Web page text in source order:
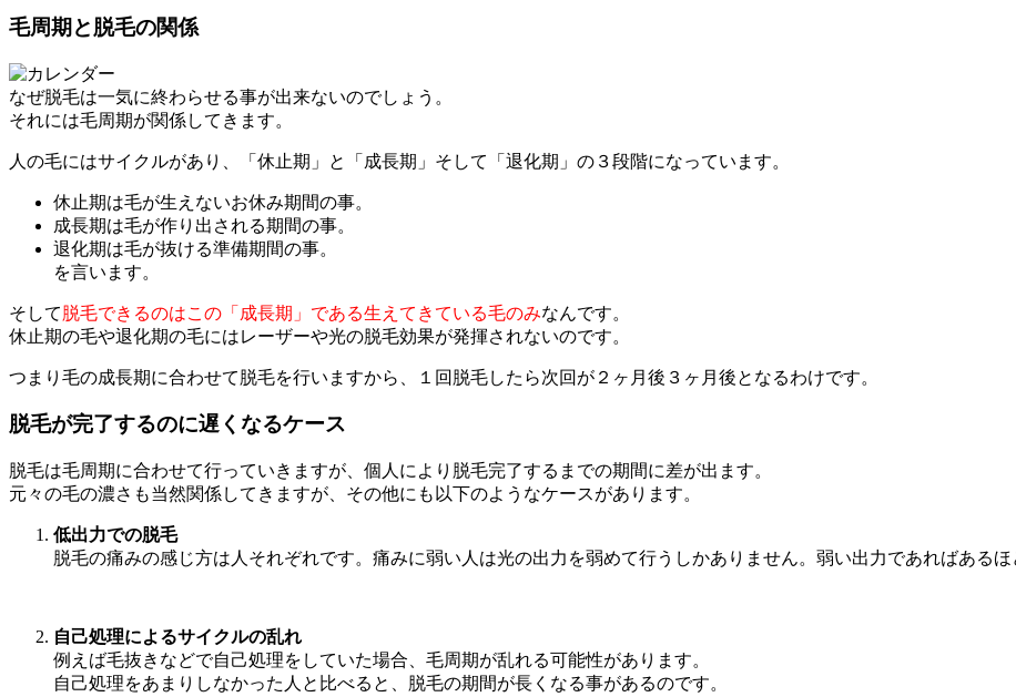
毛周期と脱毛の関係
なぜ脱毛は一気に終わらせる事が出来ないのでしょう。
それには毛周期が関係してきます。
人の毛にはサイクルがあり、「休止期」と「成長期」そして「退化期」の３段階になっています。
休止期は毛が生えないお休み期間の事。
成長期は毛が作り出される期間の事。
退化期は毛が抜ける準備期間の事。
を言います。
そして脱毛できるのはこの「成長期」である生えてきている毛のみなんです。
休止期の毛や退化期の毛にはレーザーや光の脱毛効果が発揮されないのです。
つまり毛の成長期に合わせて脱毛を行いますから、１回脱毛したら次回が２ヶ月後３ヶ月後となるわけです。
脱毛が完了するのに遅くなるケース
脱毛は毛周期に合わせて行っていきますが、個人により脱毛完了するまでの期間に差が出ます。
元々の毛の濃さも当然関係してきますが、その他にも以下のようなケースがあります。
低出力での脱毛
脱毛の痛みの感じ方は人それぞれです。痛みに弱い人は光の出力を弱めて行うしかありません。弱い出力であればあるほ
自己処理によるサイクルの乱れ
例えば毛抜きなどで自己処理をしていた場合、毛周期が乱れる可能性があります。
自己処理をあまりしなかった人と比べると、脱毛の期間が長くなる事があるのです。